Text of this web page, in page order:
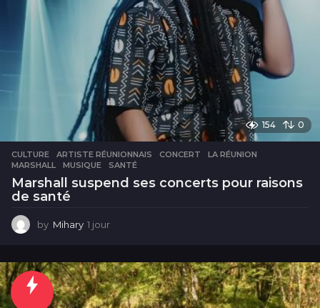
154 0
CULTURE ARTISTE RÉUNIONNAIS ,CONCERT ,LA RÉUNION
MARSHALL
,MUSIQUE ,SANTÉ
Marshall suspend ses concerts pour raisons
de santé
by Mihary 1 jour
u
r